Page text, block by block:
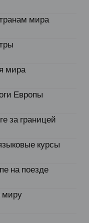
мира
мира
Европы
за границей
курсы
на поезде
миру